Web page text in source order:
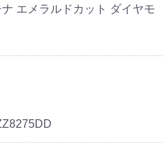
エメラルドカット ダイヤモ